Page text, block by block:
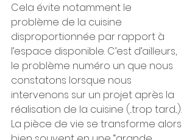
Cela évite notamment le
problème de la cuisine
disproportionnée par rapport à
l’espace disponible. C’est d’ailleurs,
le problème numéro un que nous
constatons lorsque nous
intervenons sur un projet après la
réalisation de la cuisine (...trop tard...).
La pièce de vie se transforme alors